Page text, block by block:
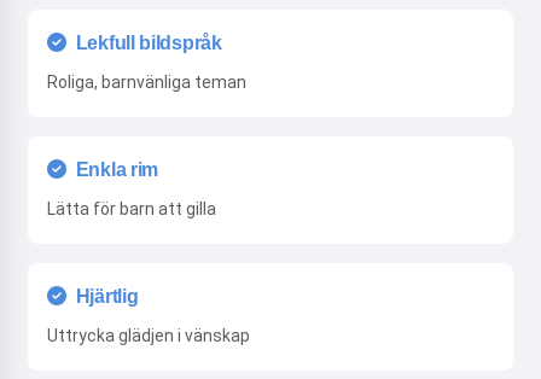
Lekfull bildspråk
Roliga, barnvänliga teman
Enkla rim
Lätta för barn att gilla
Hjärtlig
Uttrycka glädjen i vänskap